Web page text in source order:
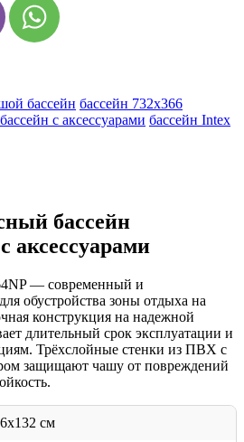
бассейн бассейн 732х366
бассейн с аксессуарами бассейн Intex
бассейн
аксессуарами
— современный и
обустройства зоны отдыха на
конструкция на надежной
длительный срок эксплуатации и
Трёхслойные стенки из ПВХ с
защищают чашу от повреждений
см